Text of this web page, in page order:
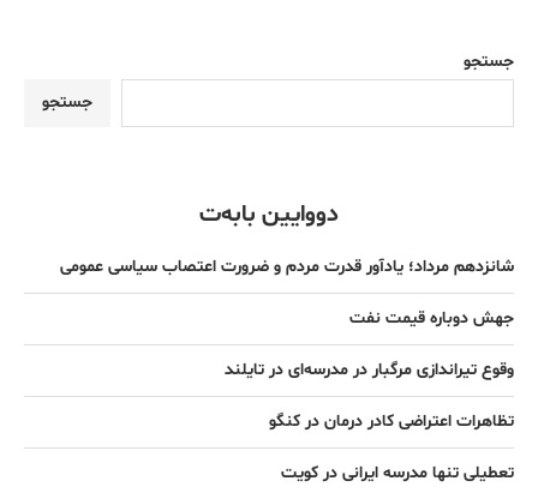
جستجو
جستجو
دووایین بابەت
شانزدهم مرداد؛ یادآور قدرت مردم و ضرورت اعتصاب سیاسی عمومی
جهش دوباره قیمت نفت
وقوع تیراندازی مرگبار در مدرسه‌ای در تایلند
تظاهرات اعتراضی کادر درمان در کنگو
تعطیلی تنها مدرسه ایرانی در کویت